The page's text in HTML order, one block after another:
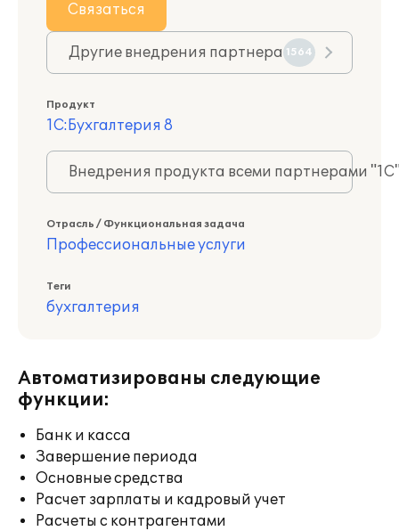
Связаться
Другие внедрения партнера 1564
Продукт
1С:Бухгалтерия 8
Внедрения продукта всеми партнерами
Отрасль / Функциональная задача
Профессиональные услуги
Теги
бухгалтерия
Автоматизированы следующие
функции:
Банк и касса
Завершение периода
Основные средства
Расчет зарплаты и кадровый учет
Расчеты с контрагентами